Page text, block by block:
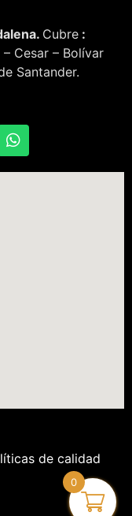
Cubre :
Cesar – Bolívar
Santander.
de calidad
0